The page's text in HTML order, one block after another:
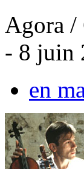
Agora /
- 8 juin
en